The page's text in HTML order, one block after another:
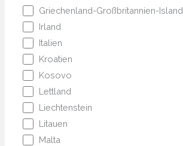
Griechenland-Großbritannien-Island
Irland
Italien
Kroatien
Kosovo
Lettland
Liechtenstein
Litauen
Malta